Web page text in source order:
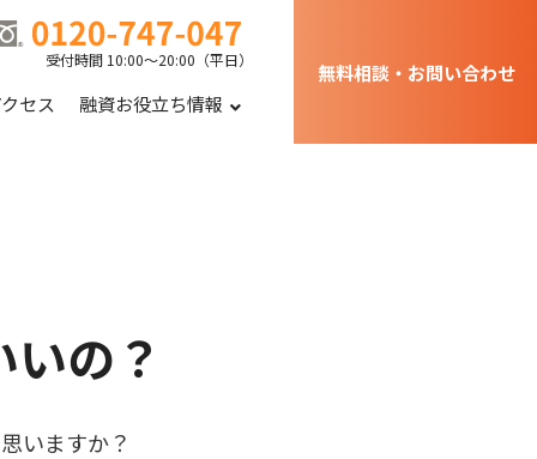
受付時間 10:00～20:00（平日）
セス 融資お役立ち情報
無料相談・お問い合わせ
の？
いますか？